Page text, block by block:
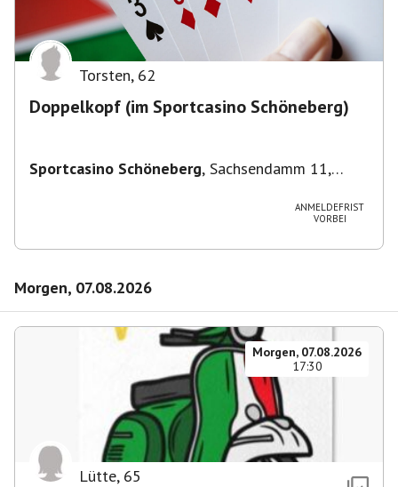
Torsten, 62
Doppelkopf (im Sportcasino Schöneberg)
Sportcasino Schöneberg, Sachsendamm 11,
ANMELDEFRIST
VORBEI
Morgen, 07.08.2026
Morgen, 07.08.2026
17:30
Lütte, 65